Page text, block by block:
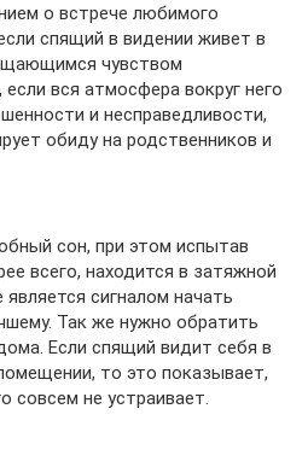
о встрече любимого
спящий в видении живет в
чувством
вся атмосфера вокруг него
и несправедливости,
обиду на родственников и
сон, при этом испытав
всего, находится в затяжной
сигналом начать
Так же нужно обратить
Если спящий видит себя в
то это показывает,
совсем не устраивает.